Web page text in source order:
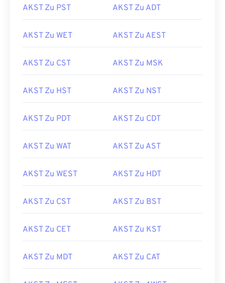
AKST Zu PST AKST Zu ADT
AKST Zu WET AKST Zu AEST
AKST Zu CST AKST Zu MSK
AKST Zu HST AKST Zu NST
AKST Zu PDT AKST Zu CDT
AKST Zu WAT AKST Zu AST
AKST Zu WEST AKST Zu HDT
AKST Zu CST AKST Zu BST
AKST Zu CET AKST Zu KST
AKST Zu MDT AKST Zu CAT